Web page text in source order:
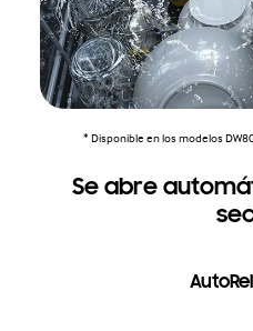
* Disponible en los modelos
Se abre